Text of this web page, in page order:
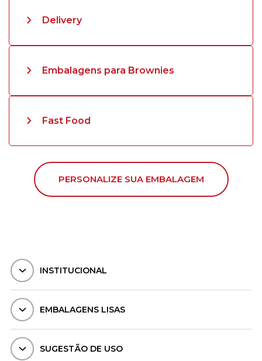
Delivery
Embalagens para Brownies
Fast Food
PERSONALIZE SUA EMBALAGEM
INSTITUCIONAL
EMBALAGENS LISAS
SUGESTÃO DE USO